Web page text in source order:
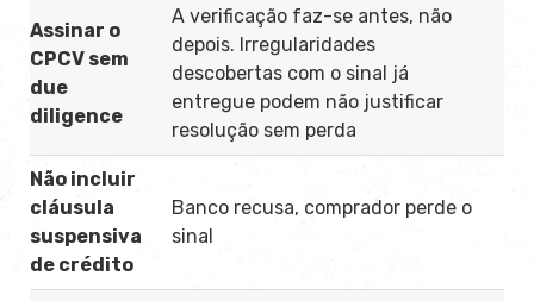
Assinar o
CPCV sem
due
diligence
A verificação faz-se antes, não
depois. Irregularidades
descobertas com o sinal já
entregue podem não justificar
resolução sem perda
Não incluir
cláusula
suspensiva
de crédito
Banco recusa, comprador perde o
sinal